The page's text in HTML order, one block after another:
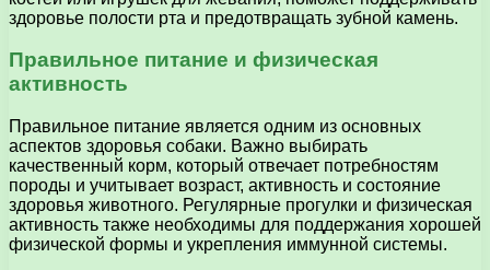
здоровье полости рта и предотвращать зубной камень.
Правильное питание и физическая
активность
Правильное питание является одним из основных
аспектов здоровья собаки. Важно выбирать
качественный корм, который отвечает потребностям
породы и учитывает возраст, активность и состояние
здоровья животного. Регулярные прогулки и физическая
активность также необходимы для поддержания хорошей
физической формы и укрепления иммунной системы.